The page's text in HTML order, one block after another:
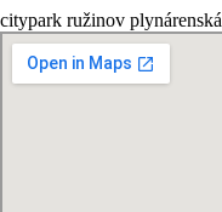
citypark ružinov plynárenská